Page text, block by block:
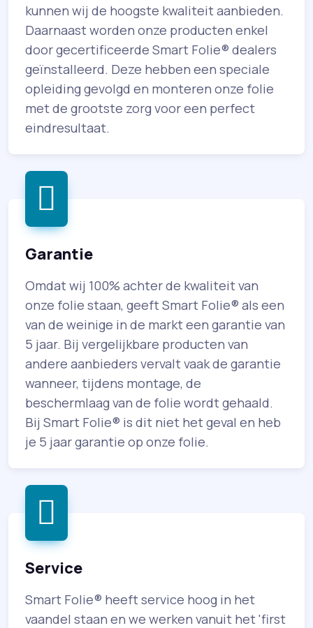
kunnen wij de hoogste kwaliteit aanbieden.
Daarnaast worden onze producten enkel
door gecertificeerde Smart Folie® dealers
geïnstalleerd. Deze hebben een speciale
opleiding gevolgd en monteren onze folie
met de grootste zorg voor een perfect
eindresultaat.
Garantie
Omdat wij 100% achter de kwaliteit van
onze folie staan, geeft Smart Folie® als een
van de weinige in de markt een garantie van
5 jaar. Bij vergelijkbare producten van
andere aanbieders vervalt vaak de garantie
wanneer, tijdens montage, de
beschermlaag van de folie wordt gehaald.
Bij Smart Folie® is dit niet het geval en heb
je 5 jaar garantie op onze folie.
Service
Smart Folie® heeft service hoog in het
vaandel staan en we werken vanuit het 'first